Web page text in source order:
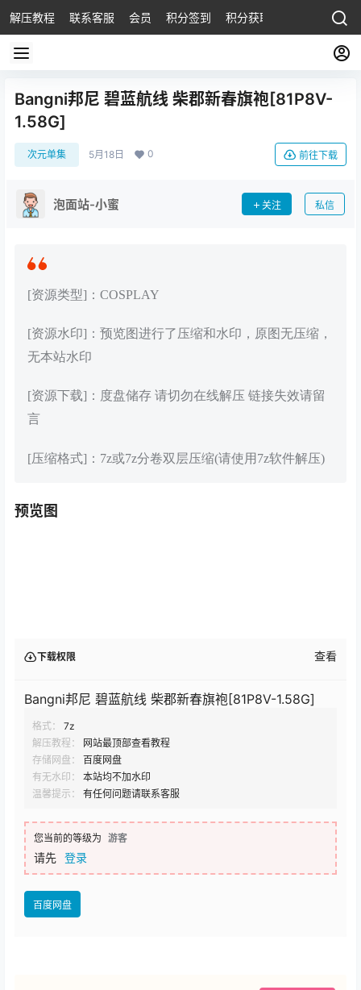
解压教程 联系客服 会员 积分签到 积分获取
Bangni邦尼 碧蓝航线 柴郡新春旗袍[81P8V-
1.58G]
次元单集 5月18日 0 前往下载
泡面站-小蜜 关注 私信
[资源类型]：COSPLAY
[资源水印]：预览图进行了压缩和水印，原图无压缩，
无本站水印
[资源下载]：度盘储存 请切勿在线解压 链接失效请留
言
[压缩格式]：7z或7z分卷双层压缩(请使用7z软件解压)
预览图
下载权限 查看
Bangni邦尼 碧蓝航线 柴郡新春旗袍[81P8V-1.58G]
格式：
7z
解压教程：
网站最顶部查看教程
存储网盘：
百度网盘
有无水印：
本站均不加水印
温馨提示：
有任何问题请联系客服
您当前的等级为 游客
请先 登录
百度网盘